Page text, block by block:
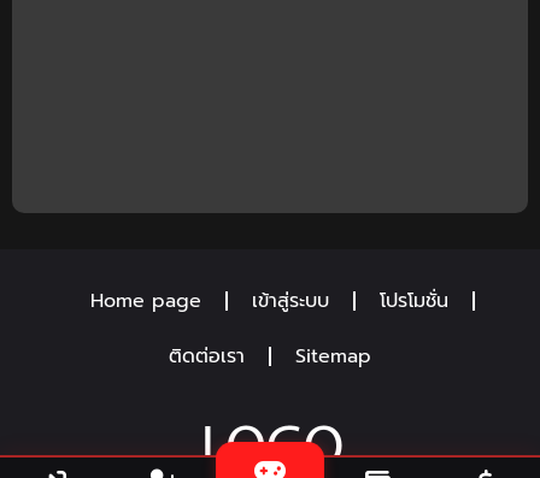
Home page เข้าสู่ระบบ
โปรโมชั่น
ติดต่อเรา
Sitemap